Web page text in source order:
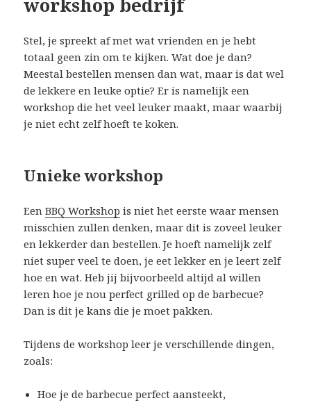
Stel, je spreekt af met wat vrienden en je hebt
totaal geen zin om te kijken. Wat doe je dan?
Meestal bestellen mensen dan wat, maar is dat wel
de lekkere en leuke optie? Er is namelijk een
workshop die het veel leuker maakt, maar waarbij
je niet echt zelf hoeft te koken.
Unieke workshop
EenBBQ Workshop is niet het eerste waar mensen
misschien zullen denken, maar dit is zoveel leuker
en lekkerder dan bestellen. Je hoeft namelijk zelf
niet super veel te doen, je eet lekker en je leert zelf
hoe en wat. Heb jij bijvoorbeeld altijd al willen
leren hoe je nou perfect grilled op de barbecue?
Dan is dit je kans die je moet pakken.
Tijdens de workshop leer je verschillende dingen,
zoals:
Hoe je de barbecue perfect aansteekt,